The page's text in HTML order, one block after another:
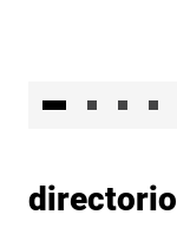
directorio